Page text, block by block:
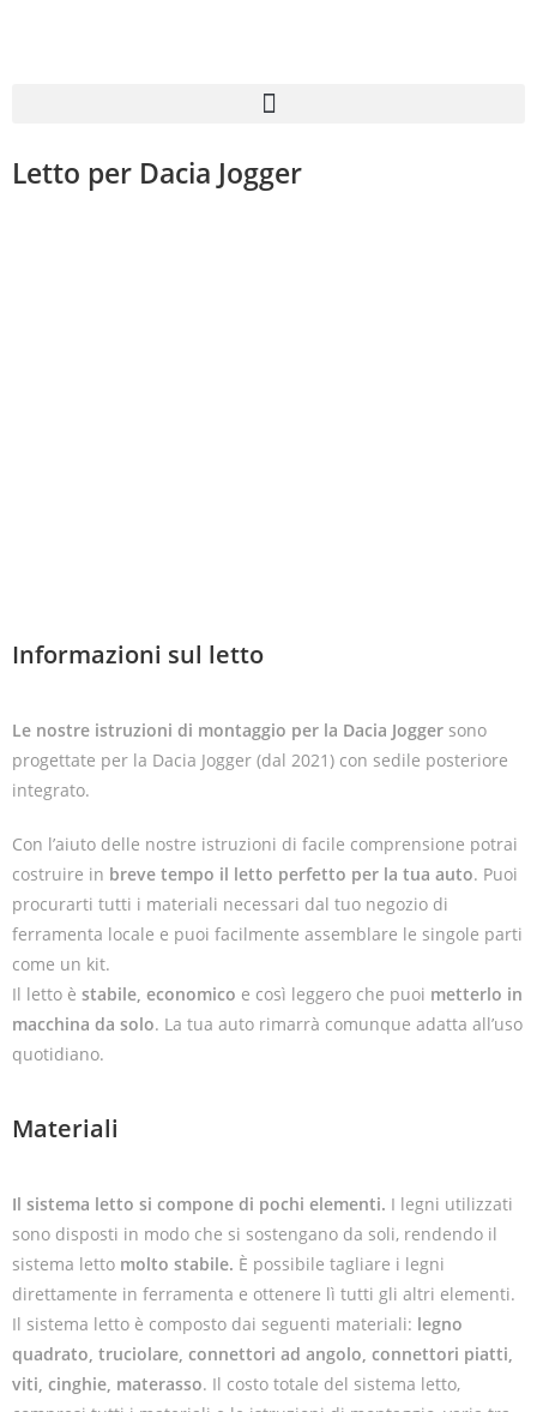
Letto per Dacia Jogger
Informazioni sul letto
Le nostre istruzioni di montaggio per la Dacia Jogger sono
progettate per la Dacia Jogger (dal 2021) con sedile posteriore
integrato.
Con l’aiuto delle nostre istruzioni di facile comprensione potrai
costruire in breve tempo il letto perfetto per la tua auto. Puoi
procurarti tutti i materiali necessari dal tuo negozio di
ferramenta locale e puoi facilmente assemblare le singole parti
come un kit.
Il letto è stabile, economico e così leggero che puoi metterlo in
macchina da solo. La tua auto rimarrà comunque adatta all’uso
quotidiano.
Materiali
Il sistema letto si compone di pochi elementi. I legni utilizzati
sono disposti in modo che si sostengano da soli, rendendo il
sistema letto molto stabile. È possibile tagliare i legni
direttamente in ferramenta e ottenere lì tutti gli altri elementi.
Il sistema letto è composto dai seguenti materiali: legno
quadrato, truciolare, connettori ad angolo, connettori piatti,
viti, cinghie, materasso. Il costo totale del sistema letto,